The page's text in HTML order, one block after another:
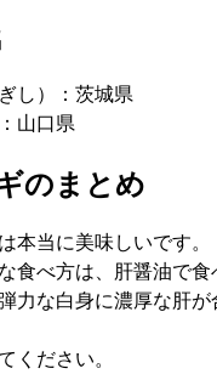
し）：茨城県
山口県
のまとめ
本当に美味しいです。
食べ方は、肝醤油で食
力な白身に濃厚な肝
ください。